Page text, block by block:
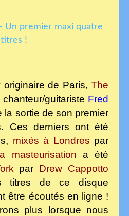
originaire de Paris, The
guitariste Fred
la sortie de son premier
Ces derniers ont été
mixés à Londres par
masteurisation a été
par Drew Cappotto
titres de ce disque
être écoutés en ligne !
plus lorsque nous